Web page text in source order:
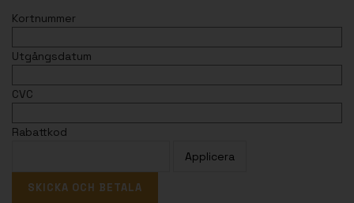
Kortnummer
Utgångsdatum
CVC
Rabattkod